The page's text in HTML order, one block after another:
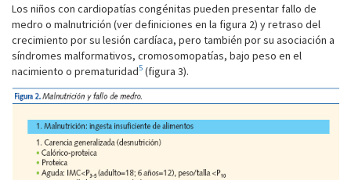
Los niños con cardiopatías congénitas pueden presentar fallo de
medro o malnutrición (ver definiciones en la figura 2) y retraso del
crecimiento por su lesión cardíaca, pero también por su asociación a
síndromes malformativos, cromosomopatías, bajo peso en el
nacimiento o prematuridad5 (figura 3).